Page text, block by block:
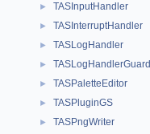
► TASInputHandler
► TASInterruptHandler
► TASLogHandler
► TASLogHandlerGuard
► TASPaletteEditor
► TASPluginGS
► TASPngWriter